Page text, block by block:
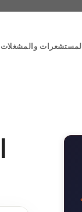
المستشعرات والمشغلات